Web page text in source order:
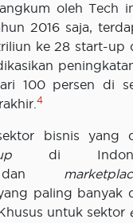
oleh Tech
2016 saja,
ke 28 start-up
100 persen di
4
bisnis yang
di
paling banyak
untuk sektor